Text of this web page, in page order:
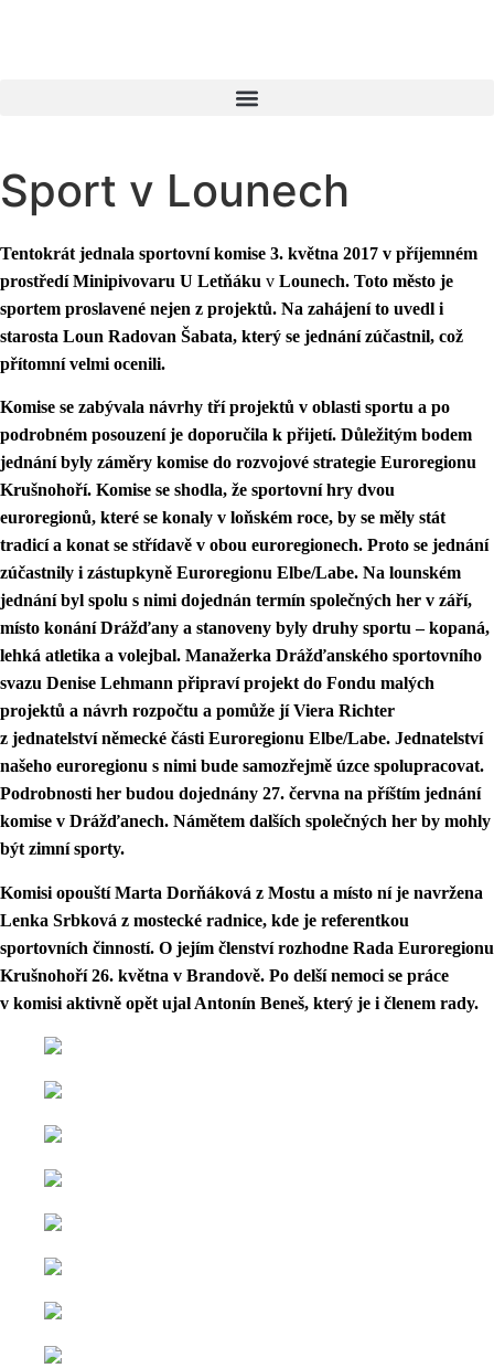
Sport v Lounech
Tentokrát jednala sportovní komise 3. května 2017 v příjemném
prostředíMinipivovaru U Letňáku v Lounech. Toto město je
sportem proslavené nejen z projektů. Na zahájení to uvedl i
starosta Loun Radovan Šabata, který se jednání zúčastnil, což
přítomní velmi ocenili.
Komise se zabývala návrhy tří projektů v oblasti sportu a po
podrobném posouzení je doporučila k přijetí. Důležitým bodem
jednání byly záměry komise do rozvojové strategie Euroregionu
Krušnohoří. Komise se shodla, že sportovní hry dvou
euroregionů, které se konaly v loňském roce, by se měly stát
tradicí a konat se střídavě v obou euroregionech. Proto se jednání
zúčastnily i zástupkyně Euroregionu Elbe/Labe. Na lounském
jednání byl spolu s nimi dojednán termín společných her v září,
místo konání Drážďany a stanoveny byly druhy sportu – kopaná,
lehká atletika a volejbal. Manažerka Drážďanského sportovního
svazu Denise Lehmann připraví projekt do Fondu malých
projektů a návrh rozpočtu a pomůže jí Viera Richter
z jednatelství německé části Euroregionu Elbe/Labe. Jednatelství
našeho euroregionu s nimi bude samozřejmě úzce spolupracovat.
Podrobnosti her budou dojednány 27. června na příštím jednání
komise v Drážďanech. Námětem dalších společných her by mohly
být zimní sporty.
Komisi opouští Marta Dorňáková z Mostu a místo ní je navržena
Lenka Srbková z mostecké radnice, kde je referentkou
sportovních činností. O jejím členství rozhodne Rada Euroregionu
Krušnohoří 26. května v Brandově. Po delší nemoci se práce
v komisi aktivně opět ujal Antonín Beneš, který je i členem rady.